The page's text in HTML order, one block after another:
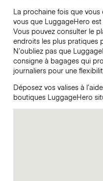
La prochaine fois que
vous que LuggageHero
Vous pouvez consulter le
endroits les plus pratiques
N’oubliez pas que
consigne à bagages qui
journaliers pour une
Déposez vos valises à
boutiques LuggageHero